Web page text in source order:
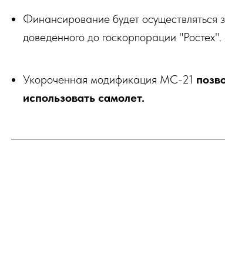
Финансирование будет
доведенного до госкорпорации "Ростех".
Укороченная модификация МС-21
использовать самолет.